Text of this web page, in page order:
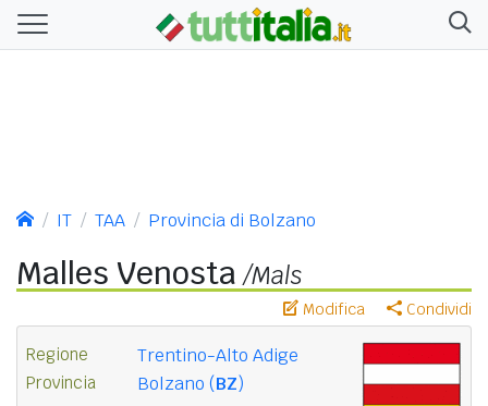
IT TAA Provincia di Bolzano
Malles Venosta/Mals
Modifica Condividi
Regione Trentino-Alto Adige
Provincia Bolzano (BZ)